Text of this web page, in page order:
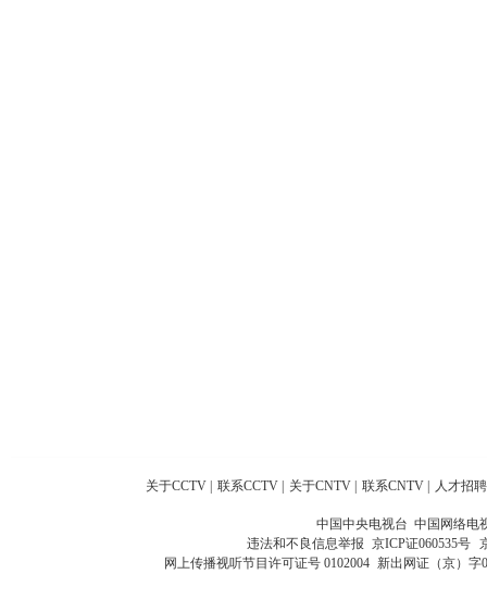
关于CCTV 联系CCTV 关于CNTV 联系CNTV 人才招聘
中国中央电视台 中国网络电
违法和不良信息举报 京ICP证060535号
网上传播视听节目许可证号 0102004 新出网证（京）